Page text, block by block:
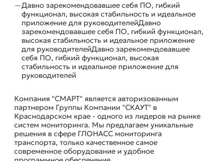
Давно зарекомендовавшее себя ПО, гибкий
функционал, высокая стабильность и идеальное
приложение для руководителейДавно
зарекомендовавшее себя ПО, гибкий функционал,
высокая стабильность и идеальное приложение
для руководителейДавно зарекомендовавшее
себя ПО, гибкий функционал, высокая
стабильность и идеальное приложение для
руководителей
Компания "СМАРТ" является авторизованным
партнером Группы Компании "СКАУТ" в
Краснодарском крае - одного из лидеров на рынке
систем мониторинга. Мы предлагаем уникальные
решения в сфере ГЛОНАСС мониторинга
транспорта, только качественное самое
современное оборудование и удобное